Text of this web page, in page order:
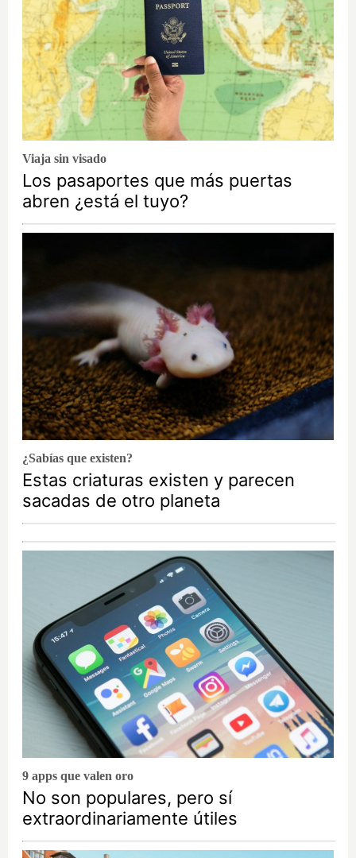
Viaja sin visado
Los pasaportes que más puertas
abren ¿está el tuyo?
¿Sabías que existen?
Estas criaturas existen y parecen
sacadas de otro planeta
9 apps que valen oro
No son populares, pero sí
extraordinariamente útiles